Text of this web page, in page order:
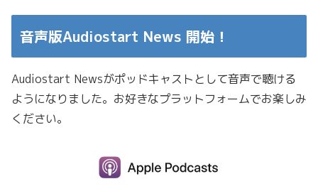
音声版Audiostart News 開始！
Audiostart Newsがポッドキャストとして音声で聴ける
ようになりました。お好きなプラットフォームでお楽しみ
ください。